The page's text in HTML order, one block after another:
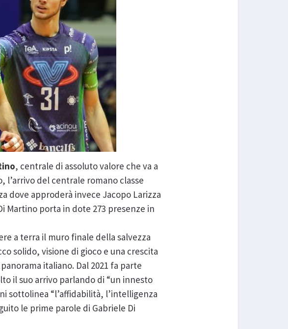
, centrale di assoluto valore che va a
l’arrivo del centrale romano classe
dove approderà invece Jacopo Larizza
Martino porta in dote 273 presenze in
a terra il muro finale della salvezza
solido, visione di gioco e una crescita
italiano. Dal 2021 fa parte
il suo arrivo parlando di “un innesto
sottolinea “l’affidabilità, l’intelligenza
le prime parole di Gabriele Di